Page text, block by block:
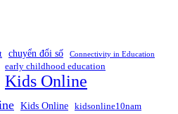
chuyển đổi số
Connectivity in Education
early childhood education
Kids Online
Kids Online
kidsonline10nam